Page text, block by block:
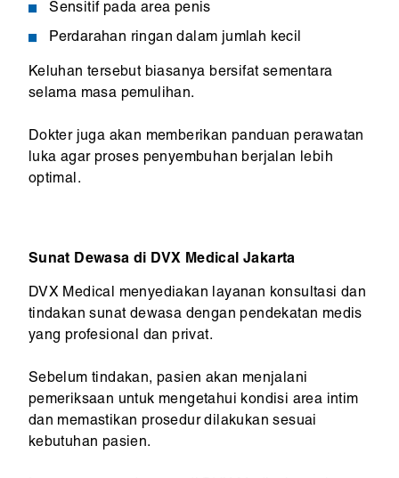
Sensitif pada area penis
Perdarahan ringan dalam jumlah kecil
Keluhan tersebut biasanya bersifat sementara
selama masa pemulihan.
Dokter juga akan memberikan panduan perawatan
luka agar proses penyembuhan berjalan lebih
optimal.
Sunat Dewasa di DVX Medical Jakarta
DVX Medical menyediakan layanan konsultasi dan
tindakan sunat dewasa dengan pendekatan medis
yang profesional dan privat.
Sebelum tindakan, pasien akan menjalani
pemeriksaan untuk mengetahui kondisi area intim
dan memastikan prosedur dilakukan sesuai
kebutuhan pasien.